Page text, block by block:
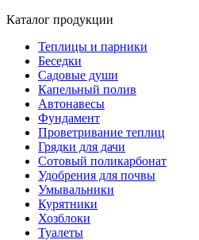
Каталог продукции
Теплицы и парники
Беседки
Садовые души
Капельный полив
Автонавесы
Фундамент
Проветривание теплиц
Грядки для дачи
Сотовый поликарбонат
Удобрения для почвы
Умывальники
Курятники
Хозблоки
Туалеты